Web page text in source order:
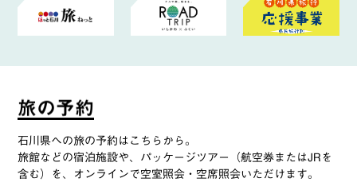
旅の予約
石川県への旅の予約はこちらから。
旅館などの宿泊施設や、パッケージツアー（航空券またはJRを
含む）を、オンラインで空室照会・空席照会いただけます。